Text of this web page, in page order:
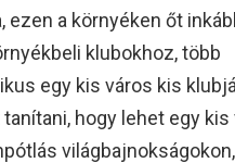
a környéken őt
klubokhoz, több
egy kis város kis
hogy lehet egy kis